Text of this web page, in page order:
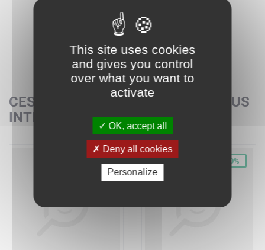
CES SETS POURRAIENT AUSSI VOUS
INTÉRESSER
-26% -30%
This site uses cookies
and gives you control
over what you want to
activate
OK, accept all
Deny all cookies
Personalize